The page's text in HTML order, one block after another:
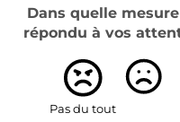
Dans quelle
répondu à vos
Pas du tout